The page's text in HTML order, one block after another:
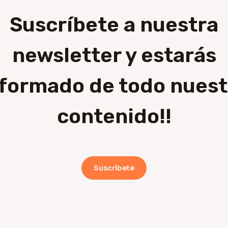
Suscríbete a nuestra
newsletter y estarás
de todo
contenido!!
Suscríbete